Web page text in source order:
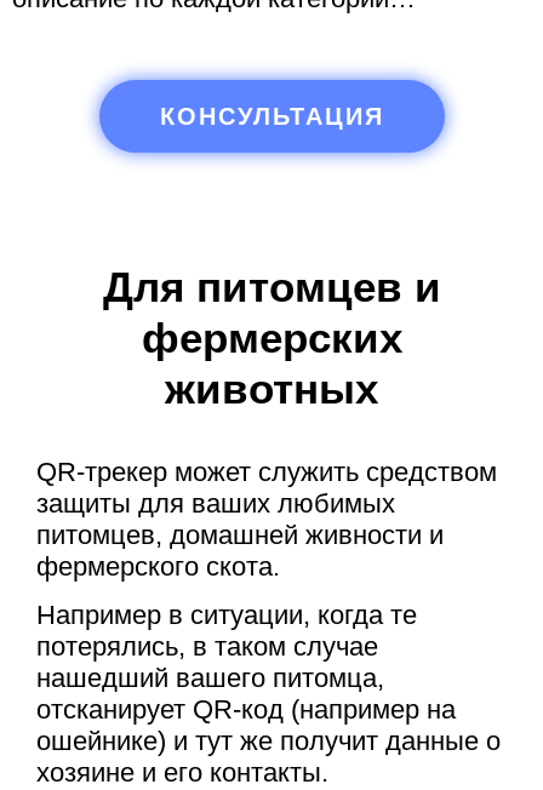
КОНСУЛЬТАЦИЯ
Для питомцев и
фермерских
животных
QR-трекер может служить средством
защиты для ваших любимых
питомцев, домашней живности и
фермерского скота.
Например в ситуации, когда те
потерялись, в таком случае
нашедший вашего питомца,
отсканирует QR-код (например на
ошейнике) и тут же получит данные о
хозяине и его контакты.